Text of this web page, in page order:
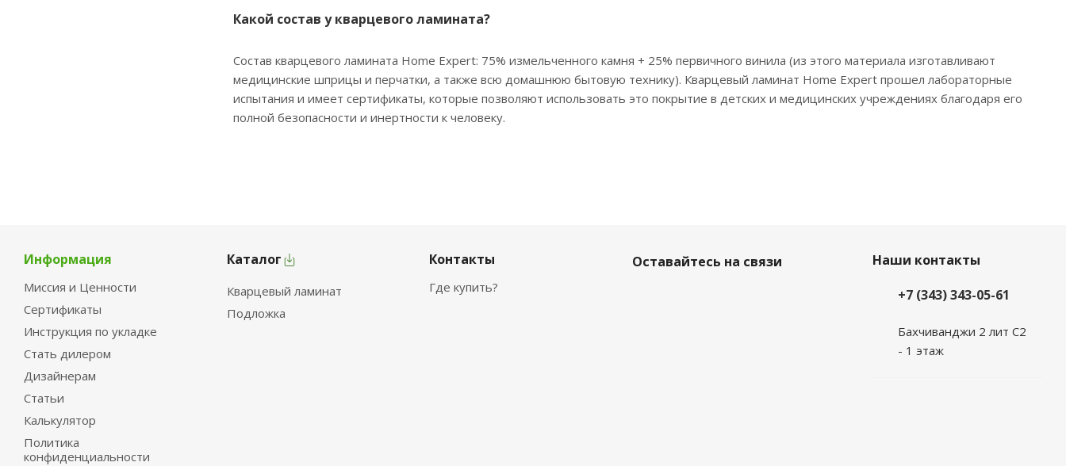
Какой состав у кварцевого ламината?
Состав кварцевого ламината Home Expert: 75% измельченного камня + 25% первичного винила (из этого материала изготавливают
медицинские шприцы и перчатки, а также всю домашнюю бытовую технику). Кварцевый ламинат Home Expert прошел лабораторные
испытания и имеет сертификаты, которые позволяют использовать это покрытие в детских и медицинских учреждениях благодаря его
полной безопасности и инертности к человеку.
Информация
Миссия и Ценности
Сертификаты
Инструкция по укладке
Стать дилером
Дизайнерам
Статьи
Калькулятор
Политика
конфиденциальности
Каталог
Кварцевый ламинат
Подложка
Контакты
Где купить?
Оставайтесь на связи
Наши контакты
+7 (343) 343-05-61
Бахчиванджи 2 лит С2
- 1 этаж